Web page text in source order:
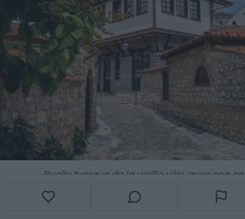
Ruelle typique de la vieille ville, avec son